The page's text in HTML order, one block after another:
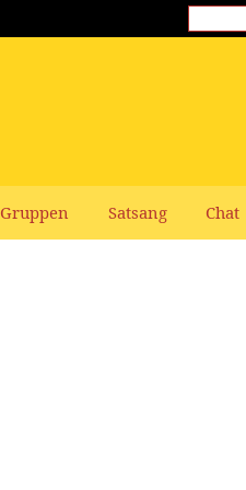
Gruppen Satsang Chat